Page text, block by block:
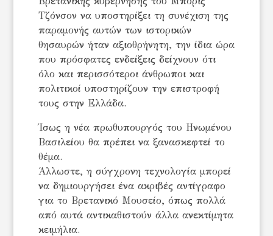
Τζόνσον να υποστηρίξει τη συνέχιση της
παραμονής αυτών των ιστορικών
θησαυρών ήταν αξιοθρήνητη, την ίδια ώρα
που πρόσφατες ενδείξεις δείχνουν ότι
όλο και περισσότεροι άνθρωποι και
πολιτικοί υποστηρίζουν την επιστροφή
τους στην Ελλάδα.
Ίσως η νέα πρωθυπουργός του Ηνωμένου
Βασιλείου θα πρέπει να ξανασκεφτεί το
θέμα.
Άλλωστε, η σύγχρονη τεχνολογία μπορεί
να δημιουργήσει ένα ακριβές αντίγραφο
για το Βρετανικό Μουσείο, όπως πολλά
από αυτά αντικαθιστούν άλλα ανεκτίμητα
κειμήλια.